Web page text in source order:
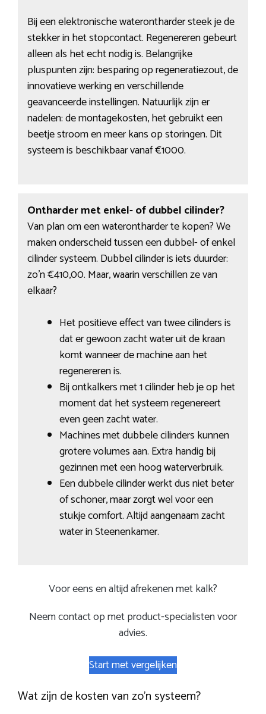
Bij een elektronische waterontharder steek je de
stekker in het stopcontact. Regenereren gebeurt
alleen als het echt nodig is. Belangrijke
pluspunten zijn: besparing op regeneratiezout, de
innovatieve werking en verschillende
geavanceerde instellingen. Natuurlijk zijn er
nadelen: de montagekosten, het gebruikt een
beetje stroom en meer kans op storingen. Dit
systeem is beschikbaar vanaf €1000.
Ontharder met enkel- of dubbel cilinder?
Van plan om een waterontharder te kopen? We
maken onderscheid tussen een dubbel- of enkel
cilinder systeem. Dubbel cilinder is iets duurder:
zo’n €410,00. Maar, waarin verschillen ze van
elkaar?
Het positieve effect van twee cilinders is
dat er gewoon zacht water uit de kraan
komt wanneer de machine aan het
regenereren is.
Bij ontkalkers met 1 cilinder heb je op het
moment dat het systeem regenereert
even geen zacht water.
Machines met dubbele cilinders kunnen
grotere volumes aan. Extra handig bij
gezinnen met een hoog waterverbruik.
Een dubbele cilinder werkt dus niet beter
of schoner, maar zorgt wel voor een
stukje comfort. Altijd aangenaam zacht
water in Steenenkamer.
Voor eens en altijd afrekenen met kalk?
Neem contact op met product-specialisten voor
advies.
Start met vergelijken
Wat zijn de kosten van zo’n systeem?